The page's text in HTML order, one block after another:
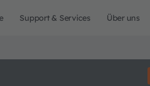
Support & Services Über uns